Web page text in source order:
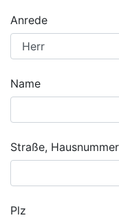
Anrede
Name
Straße, Hausnummer
Plz